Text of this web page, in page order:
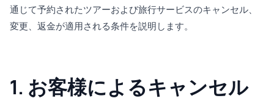
通じて予約されたツアーおよび旅行サービスのキャンセル、
変更、返金が適用される条件を説明します。
1. お客様によるキャンセル